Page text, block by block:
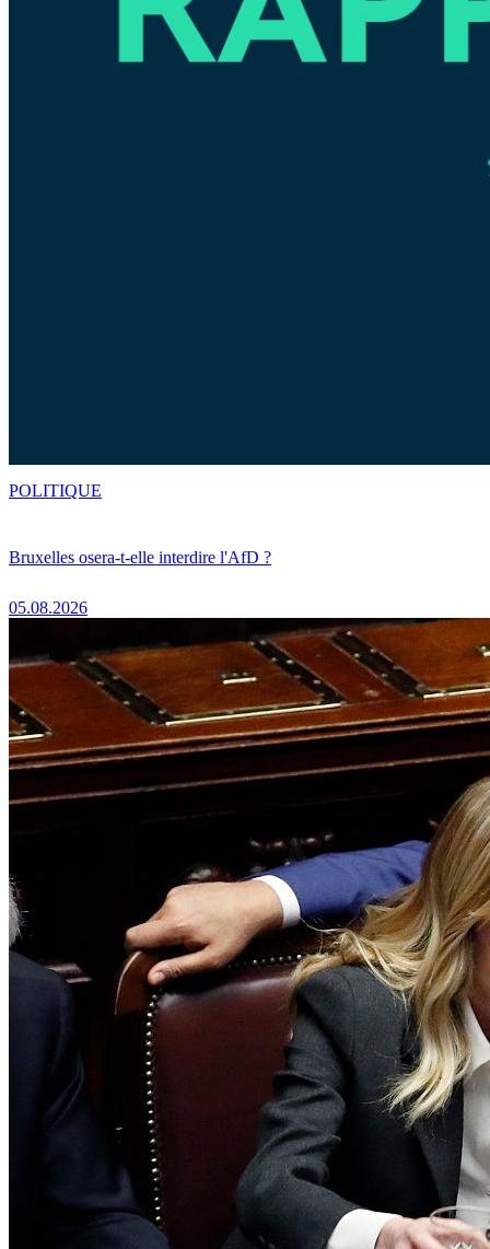
Bruxelles osera-t-elle interdire l'AfD ?
05.08.2026
POLITIQUE